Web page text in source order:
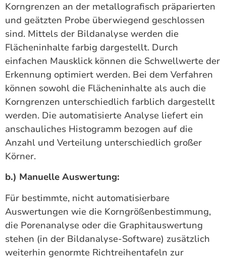
Korngrenzen an der metallografisch präparierten
und geätzten Probe überwiegend geschlossen
sind. Mittels der Bildanalyse werden die
Flächeninhalte farbig dargestellt. Durch
einfachen Mausklick können die Schwellwerte der
Erkennung optimiert werden. Bei dem Verfahren
können sowohl die Flächeninhalte als auch die
Korngrenzen unterschiedlich farblich dargestellt
werden. Die automatisierte Analyse liefert ein
anschauliches Histogramm bezogen auf die
Anzahl und Verteilung unterschiedlich großer
Körner.
b.) Manuelle Auswertung:
Für bestimmte, nicht automatisierbare
Auswertungen wie die Korngrößenbestimmung,
die Porenanalyse oder die Graphitauswertung
stehen (in der Bildanalyse-Software) zusätzlich
weiterhin genormte Richtreihentafeln zur